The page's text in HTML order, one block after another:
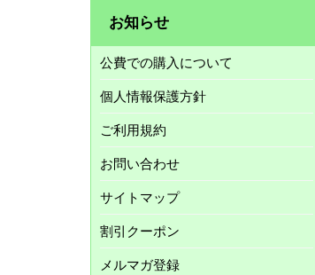
お知らせ
公費での購入について
個人情報保護方針
ご利用規約
お問い合わせ
サイトマップ
割引クーポン
メルマガ登録